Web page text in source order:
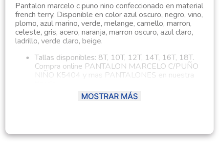
Pantalon marcelo c puno nino confeccionado en material
french terry, Disponible en color azul oscuro, negro, vino,
plomo, azul marino, verde, melange, camello, marron,
celeste, gris, acero, naranja, marron oscuro, azul claro,
ladrillo, verde claro, beige.
Tallas disponibles: 8T, 10T, 12T, 14T, 16T, 18T.
Compra online PANTALON MARCELO C/PUÑO
NIÑO K5404 y mas PANTALONES en nuestra
Los diseños del estampado o bordado son
aleatorios segun la disponibilidad de stock.
MOSTRAR MÁS